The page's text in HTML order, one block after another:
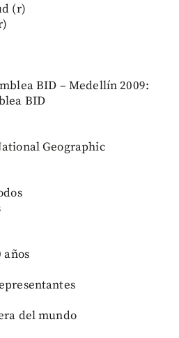
(r)
BID – Medellín 2009:
BID
Geographic
años
del mundo